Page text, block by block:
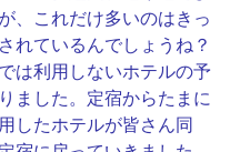
、これだけ多いのはきっ
れているんでしょうね？
は利用しないホテルの予
ました。定宿からたまに
したホテルが皆さん同